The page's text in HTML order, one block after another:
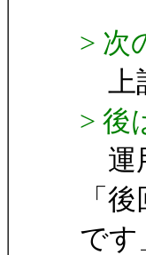
> 次
上
> 後
運
「
です